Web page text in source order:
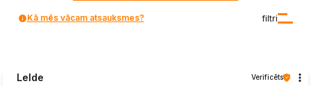
filtri
Kā mēs vācam atsauksmes?
Lelde Verificēts